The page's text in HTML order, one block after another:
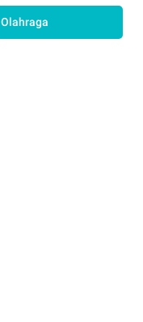
Olahraga